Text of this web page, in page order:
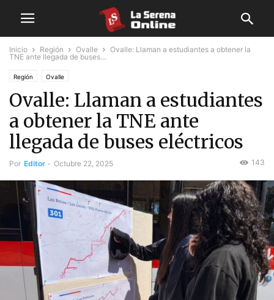
Inicio Región Ovalle
Ovalle: Llaman a estudiantes a obtener la
TNE ante llegada de buses...
Región Ovalle
Ovalle: Llaman a estudiantes
a obtener la TNE ante
llegada de buses eléctricos
Por Editor - Octubre 22, 2025 143